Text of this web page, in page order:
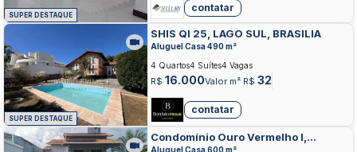
SUPER DESTAQUE
contatar
SUPER DESTAQUE
SHIS QI 25, LAGO SUL, BRASILIA
Aluguel Casa 490 m²
R$ 16.000Valor m² R$ 32
4 Quartos4 Suítes4 Vagas
contatar
Condomínio Ouro Vermelho I,
Aluguel Casa 600 m²